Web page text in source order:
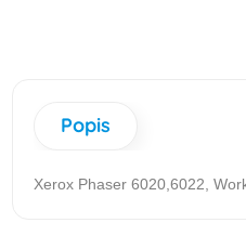
Popis
Xerox Phaser 6020,6022,